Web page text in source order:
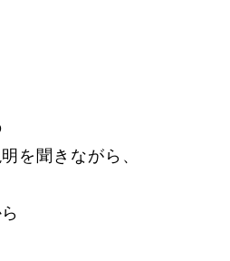
を聞きながら、